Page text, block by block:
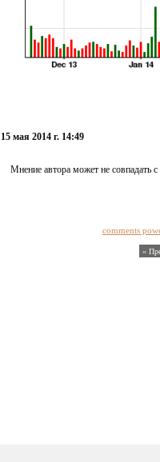
15 мая 2014 г. 14:49
Мнение автора может не совпадать
comments
«